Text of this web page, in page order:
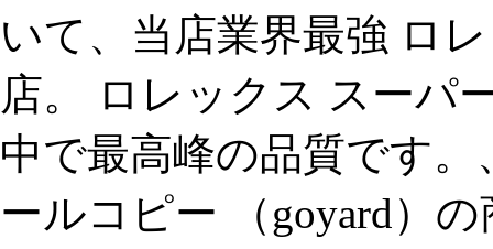
いて、当店業界最強 ロ
店。 ロレックス スーパ
中で最高峰の品質です
ールコピー （goyard）